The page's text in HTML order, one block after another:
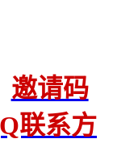
邀请码
联系方